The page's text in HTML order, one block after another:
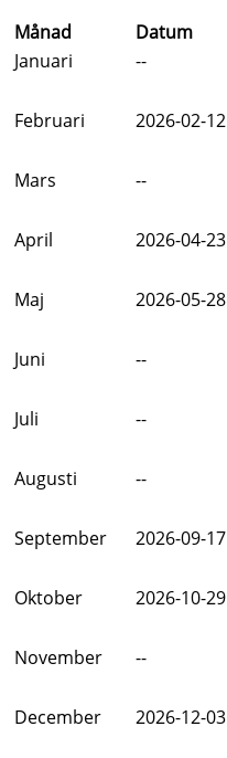
Månad
Datum
Januari
--
Februari 2026-02-12
Mars --
April 2026-04-23
Maj 2026-05-28
Juni --
Juli --
Augusti --
September 2026-09-17
Oktober 2026-10-29
November --
December 2026-12-03